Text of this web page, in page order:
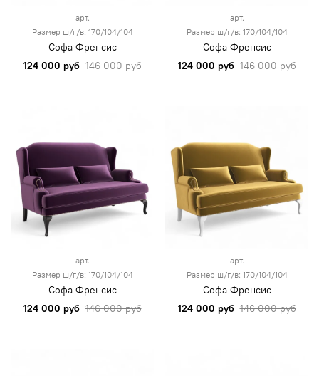
арт.
Размер ш/г/в: 170/104/104
Софа Френсис
124 000 руб 146 000 руб
арт.
Размер ш/г/в: 170/104/104
Софа Френсис
124 000 руб 146 000 руб
арт.
Размер ш/г/в: 170/104/104
Софа Френсис
124 000 руб 146 000 руб
арт.
Размер ш/г/в: 170/104/104
Софа Френсис
124 000 руб 146 000 руб